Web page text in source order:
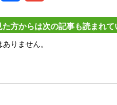
た方からは次の記事も読まれて
りません。